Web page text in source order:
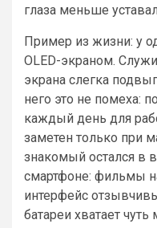
глаза меньше
Пример из жизни: у
OLED-экраном.
экрана слегка
него это не помеха:
каждый день для
заметен только при
знакомый остался в
смартфоне: фильмы
интерфейс
батареи хватает